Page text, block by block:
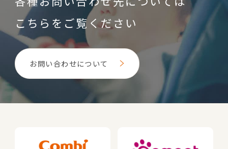
こちらをご覧ください
お問い合わせについて